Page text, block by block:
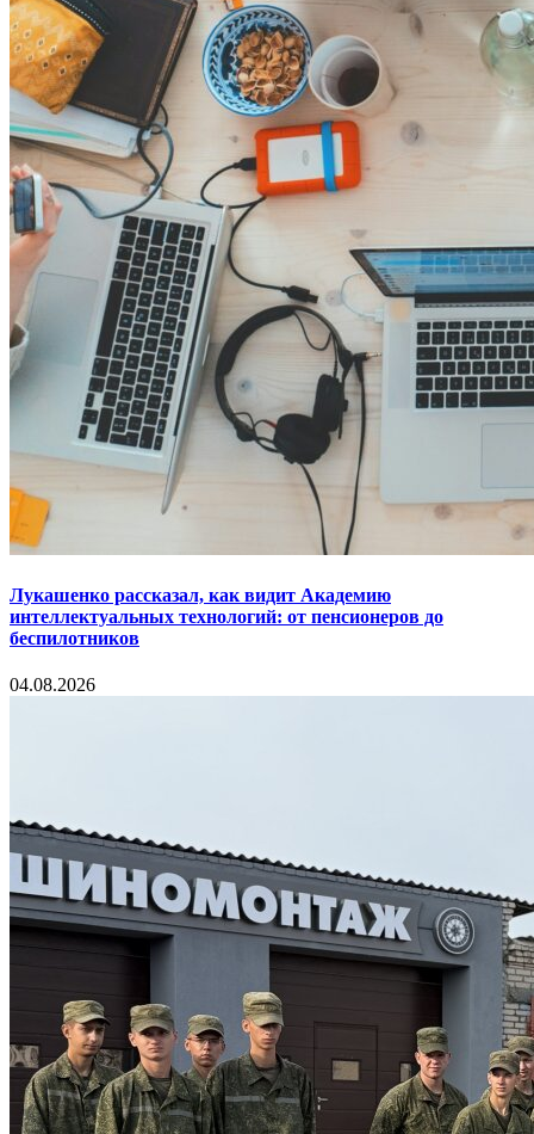
Лукашенко рассказал, как видит Академию
интеллектуальных технологий: от пенсионеров до
беспилотников
04.08.2026